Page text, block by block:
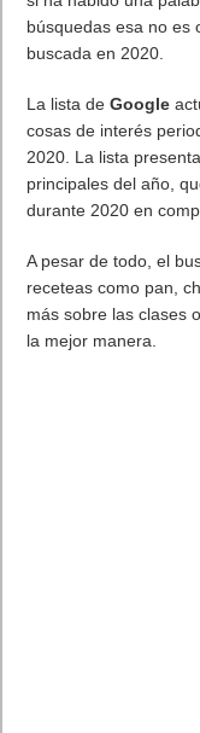
búsquedas esa no es
buscada en 2020.
La lista deGoogle
cosas de interés
2020. La lista
principales del año,
durante 2020 en
A pesar de todo, el
receteas como pan,
más sobre las clases
la mejor manera.